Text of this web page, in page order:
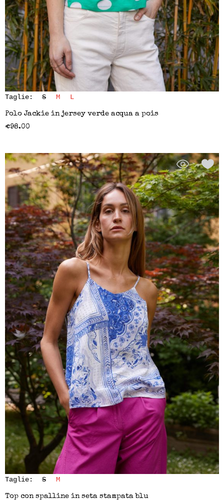
Taglie: S M L
Polo Jackie in jersey verde acqua a pois
€98.00
Taglie: S M
Top con spalline in seta stampata blu